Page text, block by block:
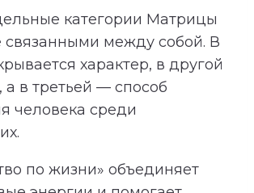
категории Матрицы
связанными между собой. В
характер, в другой
в третьей — способ
человека среди
по жизни» объединяет